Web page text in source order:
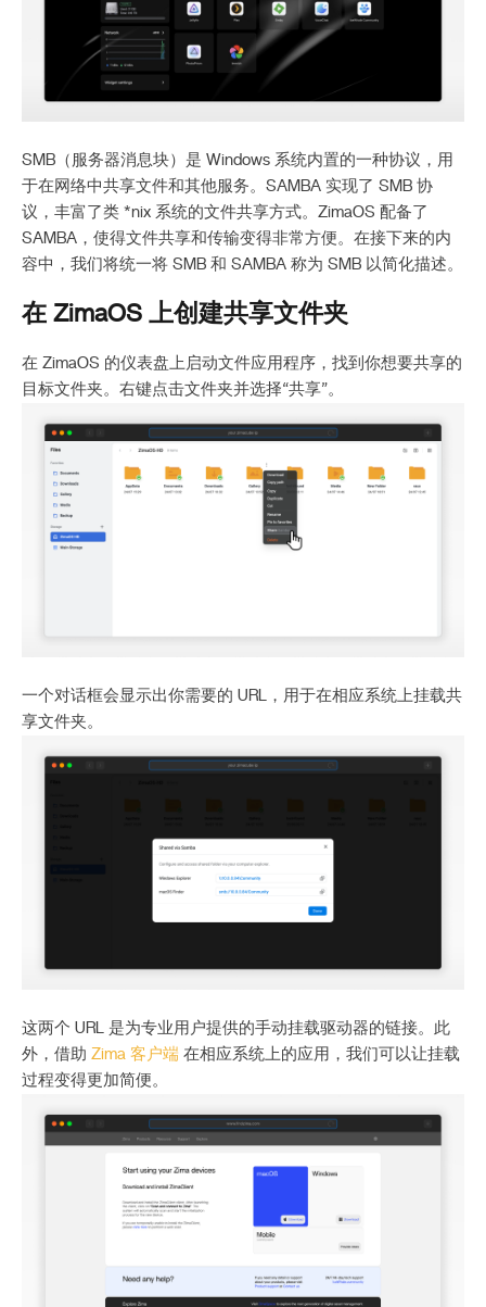
SMB（服务器消息块）是 Windows 系统内置的一种协议，用
于在网络中共享文件和其他服务。SAMBA 实现了 SMB 协
议，丰富了类 *nix 系统的文件共享方式。ZimaOS 配备了
SAMBA，使得文件共享和传输变得非常方便。在接下来的内
容中，我们将统一将 SMB 和 SAMBA 称为 SMB 以简化描述。
在 ZimaOS 上创建共享文件夹
在 ZimaOS 的仪表盘上启动文件应用程序，找到你想要共享的
目标文件夹。右键点击文件夹并选择“共享”。
一个对话框会显示出你需要的 URL，用于在相应系统上挂载共
享文件夹。
这两个 URL 是为专业用户提供的手动挂载驱动器的链接。此
外，借助 Zima 客户端 在相应系统上的应用，我们可以让挂载
过程变得更加简便。